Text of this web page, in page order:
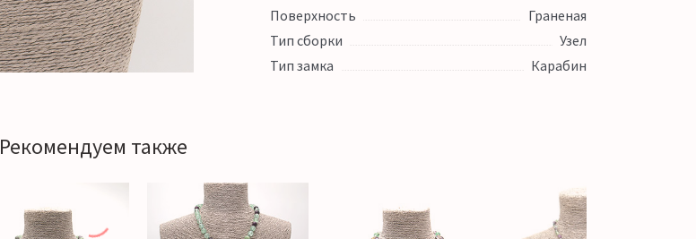
Поверхность
Граненая
Тип сборки
Узел
Тип замка
Карабин
Рекомендуем также